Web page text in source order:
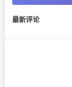
最新评论